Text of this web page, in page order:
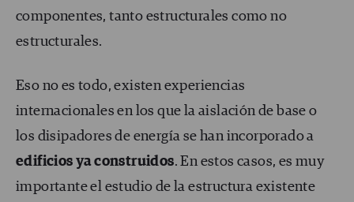
componentes, tanto estructurales como no
estructurales.
Eso no es todo, existen experiencias
internacionales en los que la aislación de base o
los disipadores de energía se han incorporado a
edificios ya construidos. En estos casos, es muy
importante el estudio de la estructura existente